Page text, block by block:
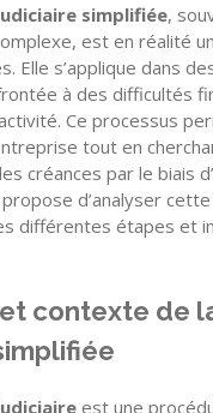
simplifiée,
est en réalité
Elle s’applique dans
à des difficultés
Ce processus
tout en
créances par le biais
d’analyser
différentes étapes et
contexte de
est une